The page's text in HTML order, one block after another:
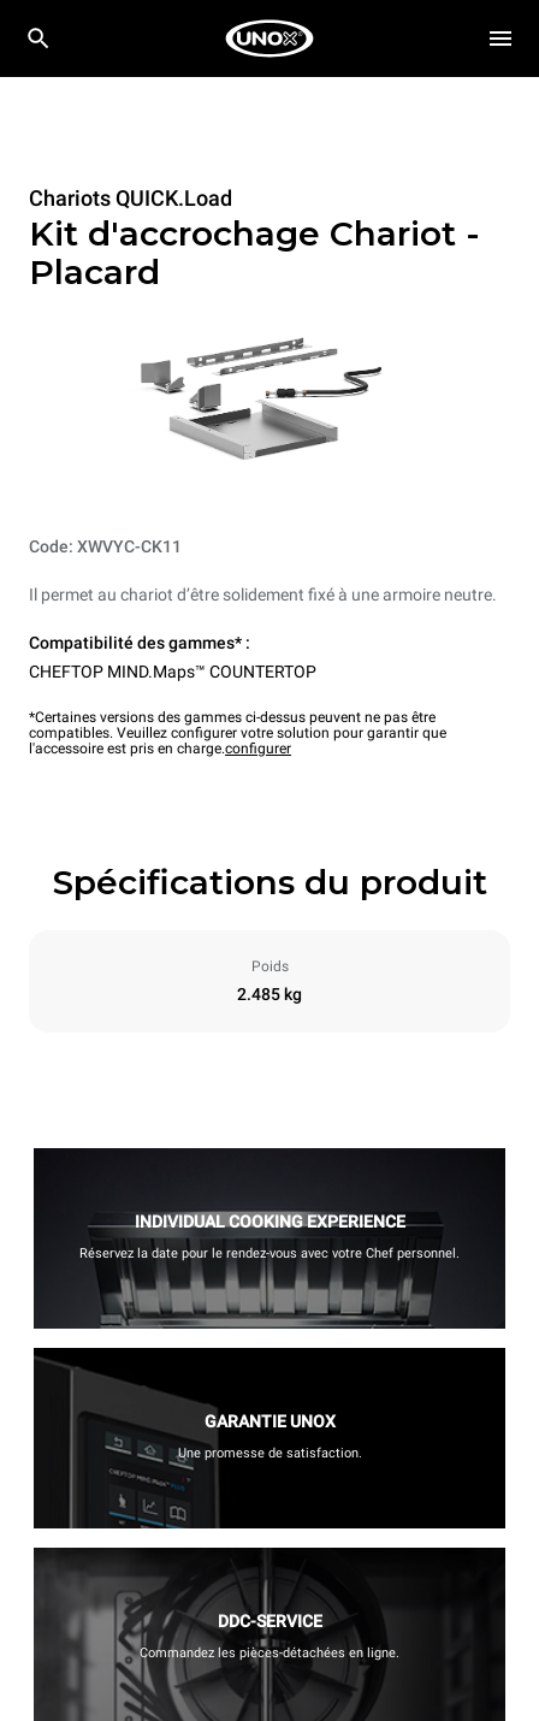
Chariots QUICK.Load
Kit d'accrochage Chariot -
Placard
Code: XWVYC-CK11
Il permet au chariot d’être solidement fixé à une armoire neutre.
Compatibilité des gammes* :
CHEFTOP MIND.Maps™ COUNTERTOP
*Certaines versions des gammes ci-dessus peuvent ne pas être
compatibles. Veuillez configurer votre solution pour garantir que
l'accessoire est pris en charge.configurer
Spécifications du produit
Poids
2.485 kg
INDIVIDUAL COOKING EXPERIENCE
Réservez la date pour le rendez-vous avec votre Chef personnel.
GARANTIE UNOX
Une promesse de satisfaction.
DDC-SERVICE
Commandez les pièces-détachées en ligne.